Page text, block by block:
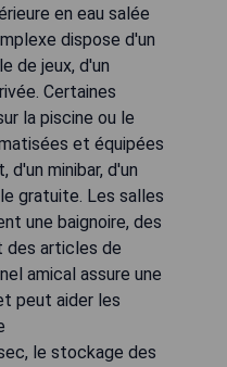
en eau salée
dispose d'un
de jeux, d'un
Certaines
la piscine ou le
et équipées
d'un minibar, d'un
gratuite. Les salles
une baignoire, des
des articles de
amical assure une
peut aider les
le stockage des